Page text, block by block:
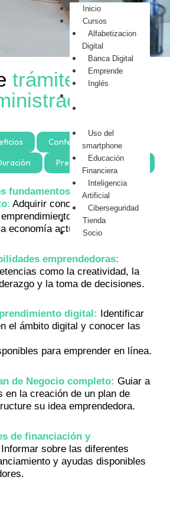
Inicio
Cursos
Alfabetizacion
Digital
Banca Digital
Emprende
Inglés
Uso del
smartphone
Educación
Financiera
Inteligencia
Artificial
Ciberseguridad
Tienda
Socio
trámites con la
Contenidos
Precio Requisitos
fundamentos del
: Adquirir conocimientos sólidos
sus tipos y su
economía actual.
emprendedoras:
como la creatividad, la
y la toma de decisiones.
digital:
Identificar
el ámbito digital y conocer las
para emprender en línea.
de Negocio completo: Guiar a
en la creación de un plan de
su idea emprendedora.
de financiación y
Informar sobre las diferentes
y ayudas disponibles